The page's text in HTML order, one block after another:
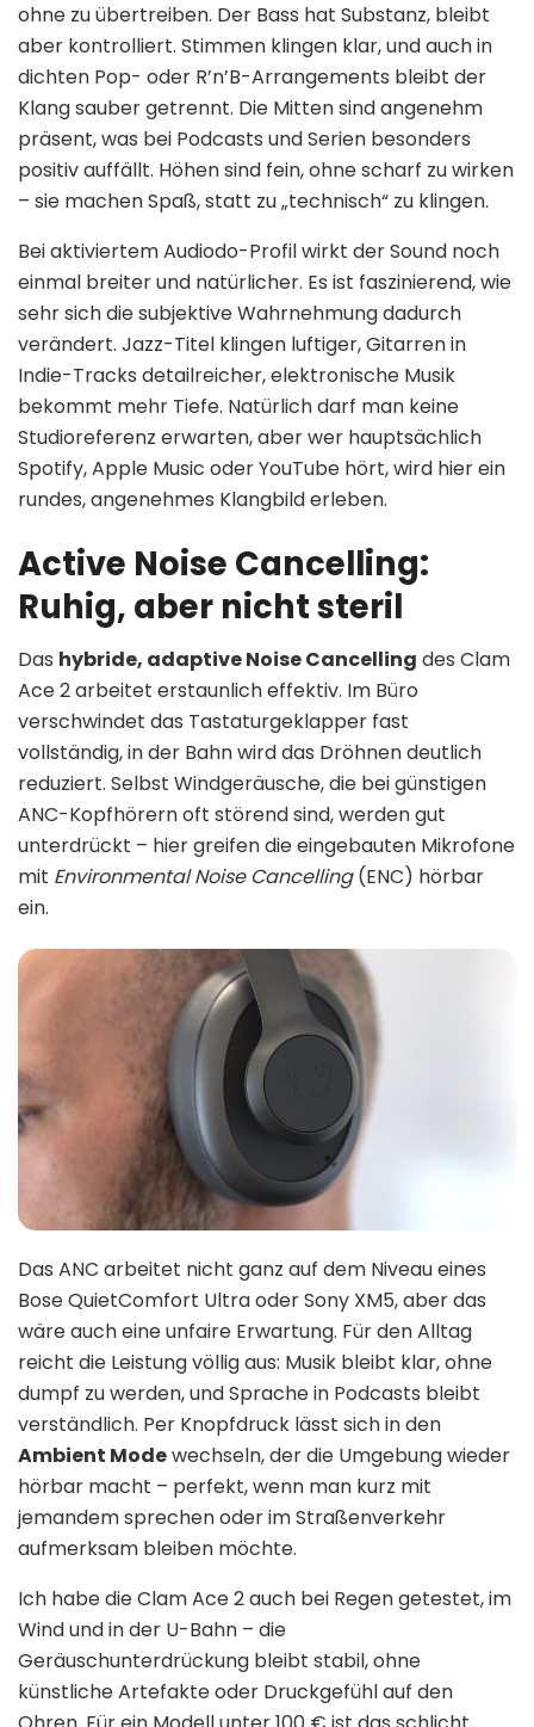
ohne zu übertreiben. Der Bass hat Substanz, bleibt
aber kontrolliert. Stimmen klingen klar, und auch in
dichten Pop- oder R’n’B-Arrangements bleibt der
Klang sauber getrennt. Die Mitten sind angenehm
präsent, was bei Podcasts und Serien besonders
positiv auffällt. Höhen sind fein, ohne scharf zu wirken
– sie machen Spaß, statt zu „technisch“ zu klingen.
Bei aktiviertem Audiodo-Profil wirkt der Sound noch
einmal breiter und natürlicher. Es ist faszinierend, wie
sehr sich die subjektive Wahrnehmung dadurch
verändert. Jazz-Titel klingen luftiger, Gitarren in
Indie-Tracks detailreicher, elektronische Musik
bekommt mehr Tiefe. Natürlich darf man keine
Studioreferenz erwarten, aber wer hauptsächlich
Spotify, Apple Music oder YouTube hört, wird hier ein
rundes, angenehmes Klangbild erleben.
Active Noise Cancelling:
Ruhig, aber nicht steril
Das hybride, adaptive Noise Cancelling des Clam
Ace 2 arbeitet erstaunlich effektiv. Im Büro
verschwindet das Tastaturgeklapper fast
vollständig, in der Bahn wird das Dröhnen deutlich
reduziert. Selbst Windgeräusche, die bei günstigen
ANC-Kopfhörern oft störend sind, werden gut
unterdrückt – hier greifen die eingebauten Mikrofone
mit Environmental Noise Cancelling(ENC) hörbar
ein.
Das ANC arbeitet nicht ganz auf dem Niveau eines
Bose QuietComfort Ultra oder Sony XM5, aber das
wäre auch eine unfaire Erwartung. Für den Alltag
reicht die Leistung völlig aus: Musik bleibt klar, ohne
dumpf zu werden, und Sprache in Podcasts bleibt
verständlich. Per Knopfdruck lässt sich in den
Ambient Modewechseln, der die Umgebung wieder
hörbar macht – perfekt, wenn man kurz mit
jemandem sprechen oder im Straßenverkehr
aufmerksam bleiben möchte.
Ich habe die Clam Ace 2 auch bei Regen getestet, im
Wind und in der U-Bahn – die
Geräuschunterdrückung bleibt stabil, ohne
künstliche Artefakte oder Druckgefühl auf den